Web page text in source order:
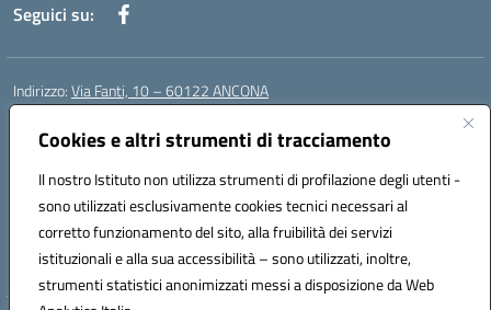
Cookies e altri strumenti di tracciamento
Il nostro Istituto non utilizza strumenti di profilazione degli utenti -
sono utilizzati esclusivamente cookies tecnici necessari al
corretto funzionamento del sito, alla fruibilità dei servizi
istituzionali e alla sua accessibilità – sono utilizzati, inoltre,
strumenti statistici anonimizzati messi a disposizione da Web
Seguici su:
Indirizzo:Via Fanti, 10 – 60122 ANCONA
Centralino:
Posta elettronica certificata (PEC):anic813007@pec.istruzione.it
Codice fiscale: 80014930426
Codice meccanografico:anic813007
Codice Indice delle Pubbliche Amministrazioni (IPA): istsc_anic813007
Codice unico di fatturazione (CUF): UFWP60